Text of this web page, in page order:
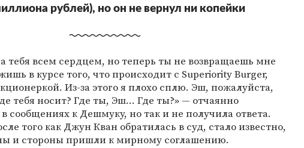
рублей), но он не вернул ни копейки
тебя всем сердцем, но теперь ты не возвращаешь мне
в курсе того, что происходит с Superiority Burger,
Из-за этого я плохо сплю. Эш, пожалуйста,
тебя носит? Где ты, Эш… Где ты?» — отчаянно
сообщениях к Дешмуку, но так и не получила ответа.
того как Джун Кван обратилась в суд, стало известно,
и стороны пришли к мирному соглашению.